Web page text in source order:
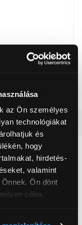
az Ön személyes
technológiákat
és
hogy
hirdetés-
valamint
Ön dönt
célra.